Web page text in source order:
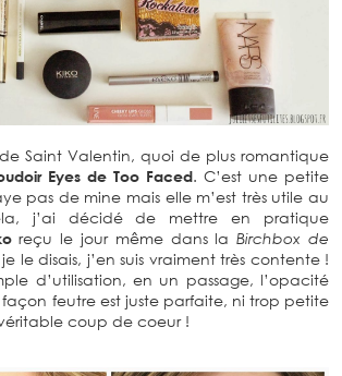
Saint Valentin, quoi de plus romantique
Eyes de Too Faced. C’est une petite
pas de mine mais elle m’est très utile au
j’ai décidé de mettre en pratique
reçu le jour même dans laBirchbox de
le disais, j’en suis vraiment très contente !
d’utilisation, en un passage, l’opacité
feutre est juste parfaite, ni trop petite
coup de coeur !